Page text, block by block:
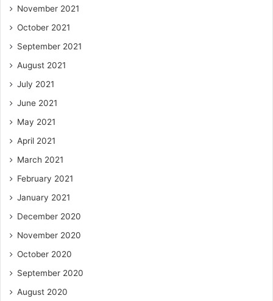
November 2021
October 2021
September 2021
August 2021
July 2021
June 2021
May 2021
April 2021
March 2021
February 2021
January 2021
December 2020
November 2020
October 2020
September 2020
August 2020